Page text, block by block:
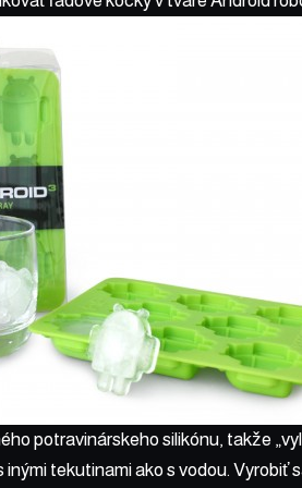
potravinárskeho silikónu, takže
tekutinami ako s vodou. Vyrobiť